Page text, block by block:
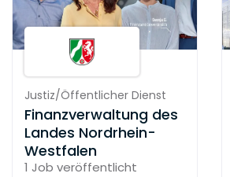
Justiz/Öffentlicher Dienst
Finanzverwaltung des
Landes Nordrhein-
Westfalen
1 Job veröffentlicht